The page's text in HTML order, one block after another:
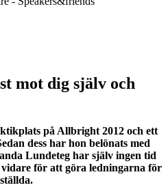
mot dig själv och
på Allbright 2012 och ett
dess har hon belönats med
Lundeteg har själv ingen tid
för att göra ledningarna för